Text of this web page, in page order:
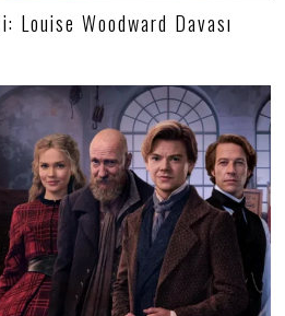
Louise Woodward Davası